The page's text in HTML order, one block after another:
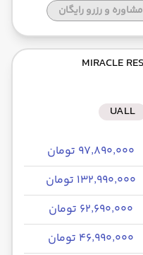
مشاوره و رزرو رایگان
UALL
۹۷٬۸۹۰٬۰۰۰ تومان
۱۳۲٬۹۹۰٬۰۰۰ تومان
۶۲٬۶۹۰٬۰۰۰ تومان
۴۶٬۹۹۰٬۰۰۰ تومان